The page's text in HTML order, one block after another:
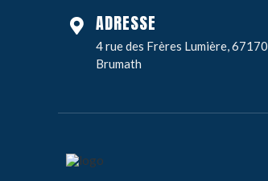
ADRESSE
4 rue des Frères Lumière, 67170
Brumath